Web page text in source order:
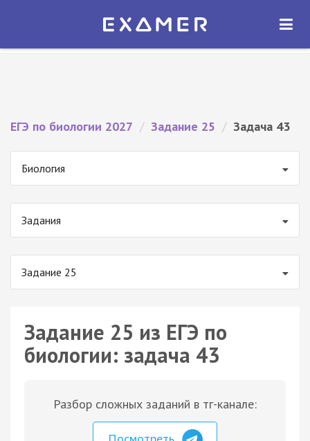
Экзамер — ЕГЭ 2027
ОТКРЫТЬ
ЕГЭ по биологии 2027 / Задание 25 / Задача 43
Биология
Задания
Задание 25
Задание 25 из ЕГЭ по
биологии: задача 43
Разбор сложных заданий в тг-канале: